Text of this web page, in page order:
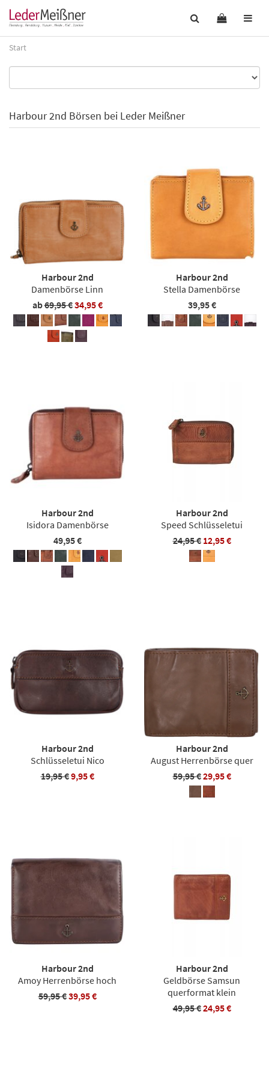
Start
Harbour 2nd Börsen bei Leder Meißner
Harbour 2nd
Damenbörse Linn
ab69,95 €34,95 €
Harbour 2nd
Stella Damenbörse
39,95 €
Harbour 2nd
Isidora Damenbörse
49,95 €
Harbour 2nd
Speed Schlüsseletui
24,95 € 12,95 €
Harbour 2nd
Schlüsseletui Nico
19,95 €9,95 €
Harbour 2nd
August Herrenbörse quer
59,95 €29,95 €
Harbour 2nd
Amoy Herrenbörse hoch
59,95 €39,95 €
Harbour 2nd
Geldbörse Samsun
querformat klein
49,95 €24,95 €